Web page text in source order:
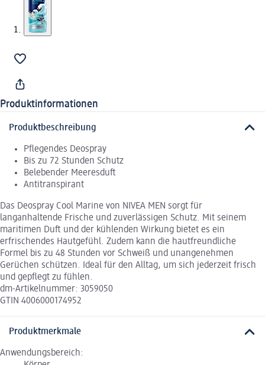
Produktinformationen
Produktbeschreibung
Pflegendes Deospray
Bis zu 72 Stunden Schutz
Belebender Meeresduft
Antitranspirant
Das Deospray Cool Marine von NIVEA MEN sorgt für
langanhaltende Frische und zuverlässigen Schutz. Mit seinem
maritimen Duft und der kühlenden Wirkung bietet es ein
erfrischendes Hautgefühl. Zudem kann die hautfreundliche
Formel bis zu 48 Stunden vor Schweiß und unangenehmen
Gerüchen schützen. Ideal für den Alltag, um sich jederzeit frisch
und gepflegt zu fühlen.
dm-Artikelnummer: 3059050
GTIN 4006000174952
Produktmerkmale
Anwendungsbereich: